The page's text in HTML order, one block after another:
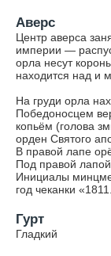
Аверс
Центр аверса
империи —
орла несут
находится над и
На груди орла
Победоносцем
копьём (голова
орден Святого
В правой лапе
Под правой
Инициалы
год чеканки
Гурт
Гладкий